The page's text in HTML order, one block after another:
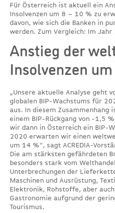
Für Österreich ist aktuell ein
Insolvenzen um 8 – 10 % zu
davon, wie sich die Banken in
werden. Zum Vergleich: Im
Anstieg der
Insolvenzen
„Unsere aktuelle Analyse geht
globalen BIP-Wachstums für
aus. In diesem
einem BIP-Rückgang von -1,5
wir dann in Österreich ein BIP-
2020 erwarten wir einen
um 14 %“, sagt ACREDIA-
Die am stärksten gefährdeten
besonders stark vom
Unterbrechungen der
Maschinen und Ausrüstung,
Elektronik, Rohstoffe, aber
Gastronomie aufgrund der
Tourismus.